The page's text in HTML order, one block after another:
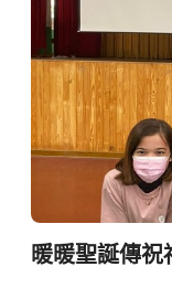
暖暖聖誕傳祝